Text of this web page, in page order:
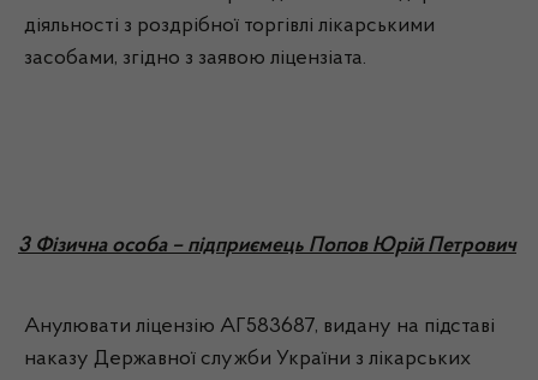
діяльності з роздрібної торгівлі лікарськими
засобами, згідно з заявою ліцензіата.
3 Фізична особа – підприємець Попов Юрій Петрович
Анулювати ліцензію АГ583687, видану на підставі
наказу Державної служби України з лікарських